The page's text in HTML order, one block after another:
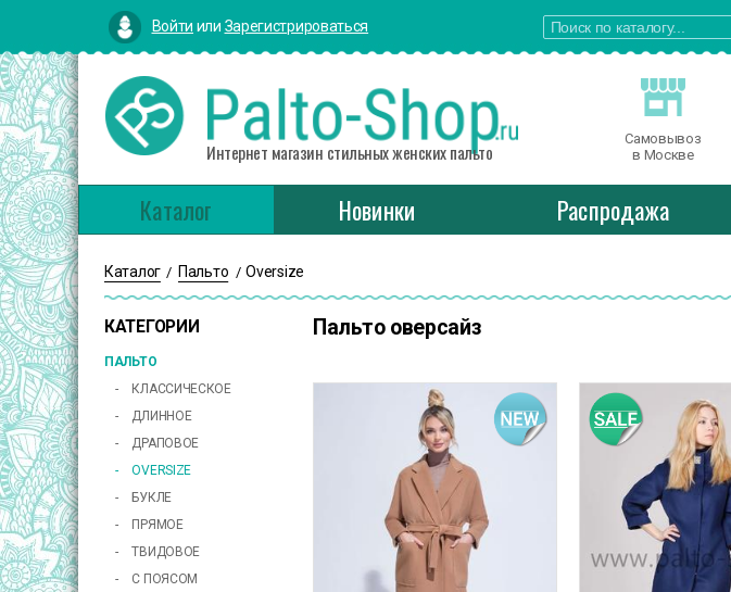
Войти или Зарегистрироваться
Интернет магазин стильных женских пальто
Самовывоз
в Москве
Каталог Новинки Распродажа
Каталог / Пальто / Oversize
КАТЕГОРИИ
ПАЛЬТО
КЛАССИЧЕСКОЕ
ДЛИННОЕ
ДРАПОВОЕ
OVERSIZE
БУКЛЕ
ПРЯМОЕ
ТВИДОВОЕ
С ПОЯСОМ
Пальто оверсайз